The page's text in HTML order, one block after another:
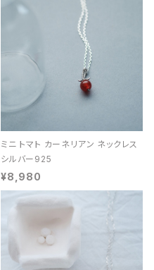
ミニ トマト カーネリアン ネックレス
シルバー925
¥8,980